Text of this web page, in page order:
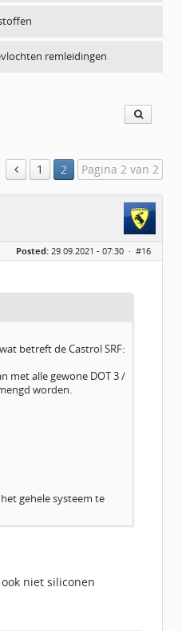
remleidingen
1 2 Pagina 2 van 2
Posted: 29.09.2021 - 07:30 · #16
betreft de Castrol SRF:
met alle gewone DOT 3 /
worden.
gehele systeem te
niet siliconen